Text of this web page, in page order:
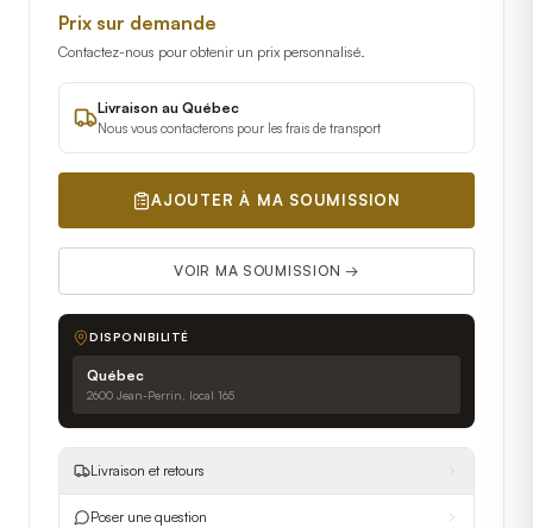
Prix sur demande
Contactez-nous pour obtenir un prix personnalisé.
Livraison au Québec
Nous vous contacterons pour les frais de transport
AJOUTER À MA SOUMISSION
VOIR MA SOUMISSION →
DISPONIBILITÉ
Québec
2600 Jean-Perrin, local 165
Livraison et retours
Poser une question